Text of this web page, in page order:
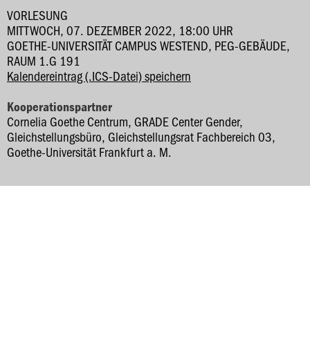
VORLESUNG
MITTWOCH, 07. DEZEMBER 2022, 18:00 UHR
GOETHE-UNIVERSITÄT CAMPUS WESTEND, PEG-GEBÄUDE,
RAUM 1.G 191
Kalendereintrag (.ICS-Datei) speichern
Kooperationspartner
Cornelia Goethe Centrum, GRADE Center Gender,
Gleichstellungsbüro, Gleichstellungsrat Fachbereich 03,
Goethe-Universität Frankfurt a. M.